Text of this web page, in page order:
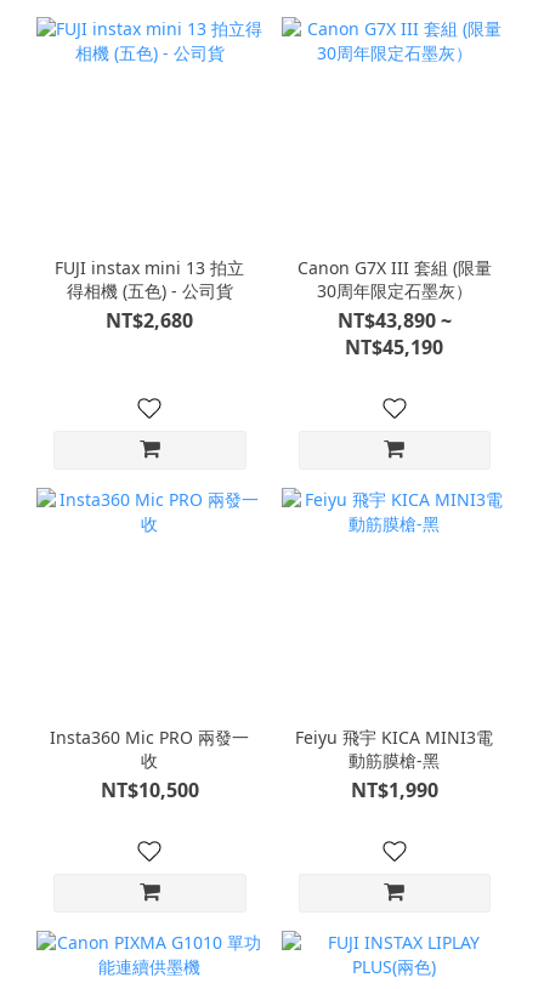
FUJI instax mini 13 拍立
得相機 (五色) - 公司貨
NT$2,680
Canon G7X III 套組 (限量
30周年限定石墨灰）
NT$43,890 ~
NT$45,190
Insta360 Mic PRO 兩發一
收
NT$10,500
Feiyu 飛宇 KICA MINI3電
動筋膜槍-黑
NT$1,990